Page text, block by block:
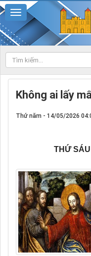
Không ai lấy
Thứ năm - 14/05/2026
THỨ